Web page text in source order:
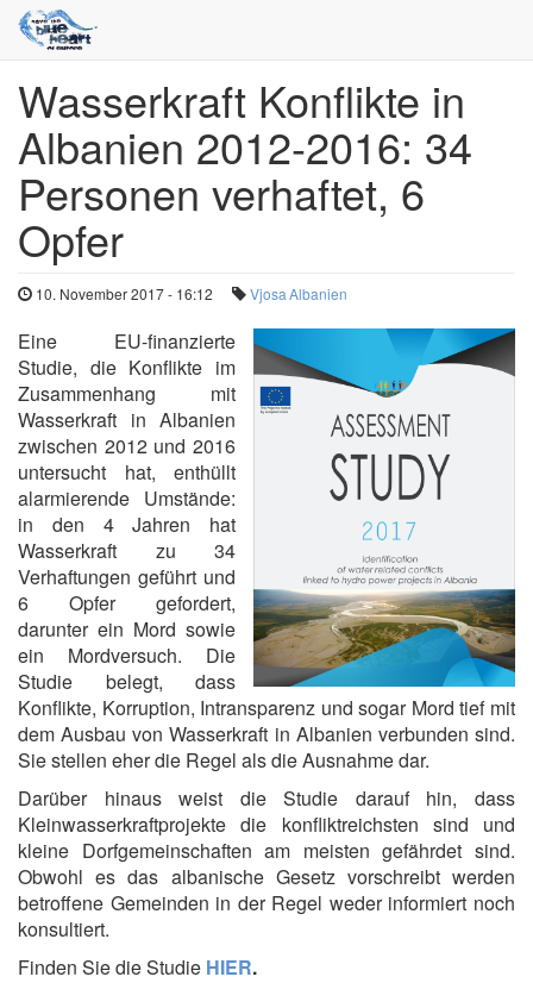
Direkt
zum
Inhalt
Wasserkraft Konflikte in
Albanien 2012-2016: 34
Personen verhaftet, 6
Opfer
10. November 2017 - 16:12 VjosaAlbanien
Eine EU-finanzierte
Studie, die Konflikte im
Zusammenhang mit
Wasserkraft in Albanien
zwischen 2012 und 2016
untersucht hat, enthüllt
alarmierende Umstände:
in den 4 Jahren hat
Wasserkraft zu 34
Verhaftungen geführt und
6 Opfer gefordert,
darunter ein Mord sowie
ein Mordversuch. Die
Studie belegt, dass
Konflikte, Korruption, Intransparenz und sogar Mord tief mit
dem Ausbau von Wasserkraft in Albanien verbunden sind.
Sie stellen eher die Regel als die Ausnahme dar.
Darüber hinaus weist die Studie darauf hin, dass
Kleinwasserkraftprojekte die konfliktreichsten sind und
kleine Dorfgemeinschaften am meisten gefährdet sind.
Obwohl es das albanische Gesetz vorschreibt werden
betroffene Gemeinden in der Regel weder informiert noch
konsultiert.
Finden Sie die Studie HIER.